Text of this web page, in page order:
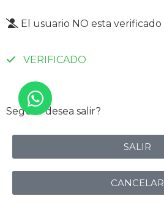
El usuario NO esta verificado
VERIFICADO
Seguro desea salir?
SALIR
CANCELAR